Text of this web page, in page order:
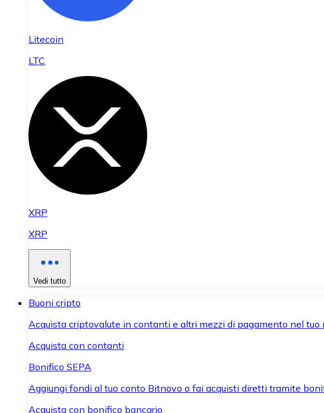
Litecoin
LTC
XRP
XRP
Vedi tutto
Buoni cripto
Acquista criptovalute in contanti e altri mezzi di pagamento nel tuo
Acquista con contanti
Bonifico SEPA
Aggiungi fondi al tuo conto Bitnovo o fai acquisti diretti tramite
Acquista con bonifico bancario